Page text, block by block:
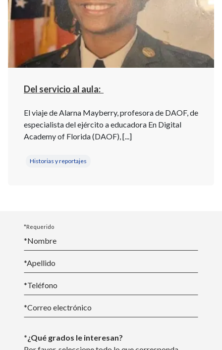
Del servicio al aula:
El viaje de Alarna Mayberry, profesora de DAOF, de
especialista del ejército a educadora En Digital
Academy of Florida (DAOF), [...]
Historias y reportajes
*Requerido
*Nombre
*Apellido
*Teléfono
*Correo electrónico
*¿Qué grados le interesan?